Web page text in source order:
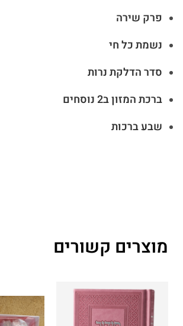
פרק שירה
נשמת כל חי
סדר הדלקת נרות
ברכת המזון ב2 נוסחים
שבע ברכות
מוצרים קשורים